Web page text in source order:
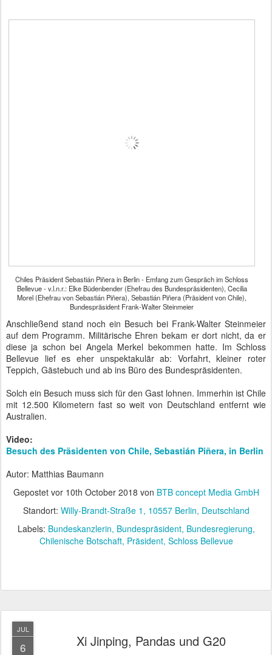
Chiles Präsident Sebastián Piñera in Berlin - Emfang zum Gespräch im Schloss
Bellevue - v.l.n.r.: Elke Büdenbender (Ehefrau des Bundespräsidenten), Cecilia
Morel (Ehefrau von Sebastián Piñera), Sebastián Piñera (Präsident von Chile),
Bundespräsident Frank-Walter Steinmeier
Anschließend stand noch ein Besuch bei Frank-Walter Steinmeier
auf dem Programm. Militärische Ehren bekam er dort nicht, da er
diese ja schon bei Angela Merkel bekommen hatte. Im Schloss
Bellevue lief es eher unspektakulär ab: Vorfahrt, kleiner roter
Teppich, Gästebuch und ab ins Büro des Bundespräsidenten.
Solch ein Besuch muss sich für den Gast lohnen. Immerhin ist Chile
mit 12.500 Kilometern fast so weit von Deutschland entfernt wie
Australien.
Video:
Besuch des Präsidenten von Chile, Sebastián Piñera, in Berlin
Autor: Matthias Baumann
Gepostet vor 10th October 2018 von BTB concept Media GmbH
Standort: Willy-Brandt-Straße 1, 10557 Berlin, Deutschland
Labels: Bundeskanzlerin Bundespräsident Bundesregierung
Chilenische Botschaft Präsident Schloss Bellevue
JUL
6 Xi Jinping, Pandas und G20